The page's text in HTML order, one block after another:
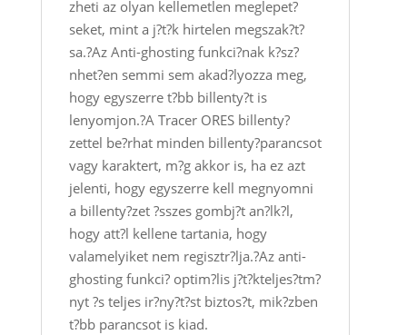
zheti az olyan kellemetlen meglepet?
seket, mint a j?t?k hirtelen megszak?t?
sa.?Az Anti-ghosting funkci?nak k?sz?
nhet?en semmi sem akad?lyozza meg,
hogy egyszerre t?bb billenty?t is
lenyomjon.?A Tracer ORES billenty?
zettel be?rhat minden billenty?parancsot
vagy karaktert, m?g akkor is, ha ez azt
jelenti, hogy egyszerre kell megnyomni
a billenty?zet ?sszes gombj?t an?lk?l,
hogy att?l kellene tartania, hogy
valamelyiket nem regisztr?lja.?Az anti-
ghosting funkci? optim?lis j?t?kteljes?tm?
nyt ?s teljes ir?ny?t?st biztos?t, mik?zben
t?bb parancsot is kiad.